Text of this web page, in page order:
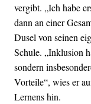
vergibt. „Ich habe
dann an einer
Dusel von seinen
Schule. „Inklusion
sondern
Vorteile“, wies er
Lernens hin.